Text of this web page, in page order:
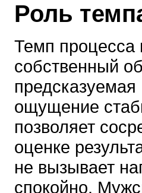
Роль
Темп процесса
собственный
предсказуемая
ощущение
позволяет
оценке
не вызывает
спокойно.